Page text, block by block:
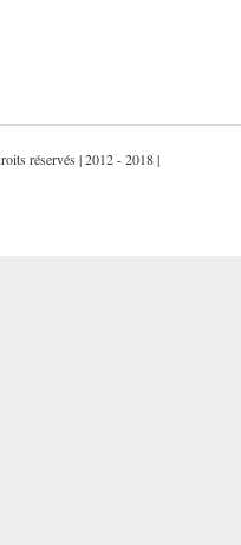
réservés | 2012 - 2018 |